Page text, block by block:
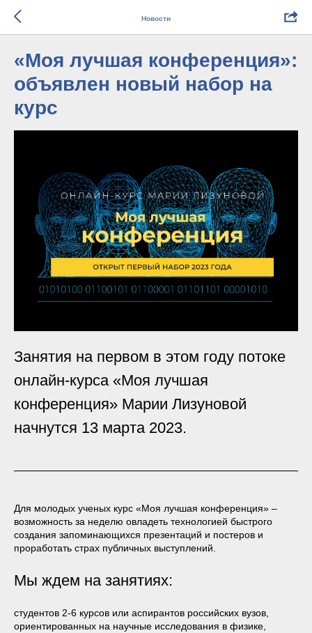
Новости
«Моя лучшая конференция»:
объявлен новый набор на
курс
Занятия на первом в этом году потоке
онлайн-курса «Моя лучшая
конференция» Марии Лизуновой
начнутся 13 марта 2023.
Для молодых ученых курс «Моя лучшая конференция» –
возможность за неделю овладеть технологией быстрого
создания запоминающихся презентаций и постеров и
проработать страх публичных выступлений.
Мы ждем на занятиях:
студентов 2-6 курсов или аспирантов российских вузов,
ориентированных на научные исследования в физике,